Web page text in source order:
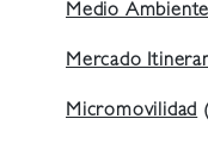
Medio
Mercado
Micromovilidad